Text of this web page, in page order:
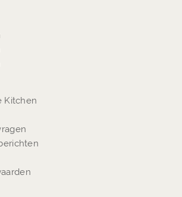
Kitchen